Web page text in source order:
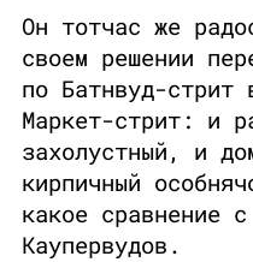
Он тотчас же
своем решении
по Батнвуд-
Маркет-стрит: и
захолустный, и
кирпичный
какое сравнение
Каупервудов.